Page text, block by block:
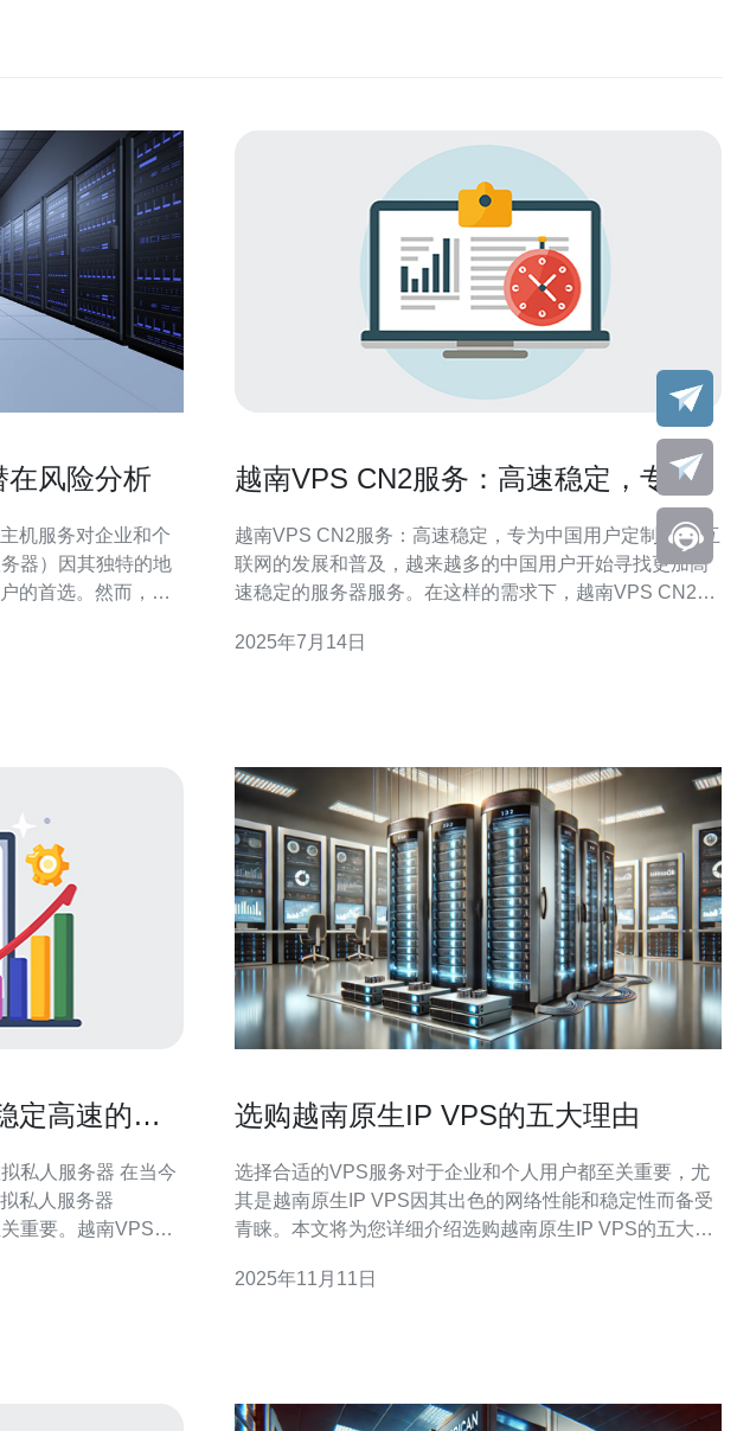
在风险分析
机服务对企业和个
器）因其独特的地
的首选。然而，租
决策。 首先，租用
越南VPS CN2服务：高速稳定，专为
越南VPS CN2服务：高速稳定，专为中国用户定制 随着互
联网的发展和普及，越来越多的中国用户开始寻找更加高
速稳定的服务器服务。在这样的需求下，越南VPS CN2服
的服务器，满足用户的各种需求。 越南VPS CN2服务的服
2025年7月14日
定高速的虚
服务器 在当今
私人服务器
重要。越南VPS
选购越南原生IP VPS的五大理由
选择合适的VPS服务对于企业和个人用户都至关重要，尤
其是越南原生IP VPS因其出色的网络性能和稳定性而备受
青睐。本文将为您详细介绍选购越南原生IP VPS的五大理
性能优越 首先，越南原生IP VPS在< b>网络性能方面表现
2025年11月11日